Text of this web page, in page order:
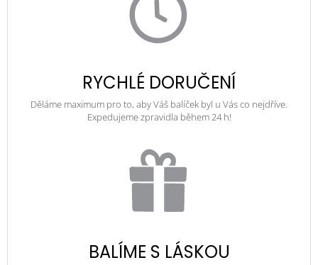
RYCHLÉ DORUČENÍ
Děláme maximum pro to, aby Váš balíček byl u Vás co nejdříve.
Expedujeme zpravidla během 24 h!
BALÍME S LÁSKOU